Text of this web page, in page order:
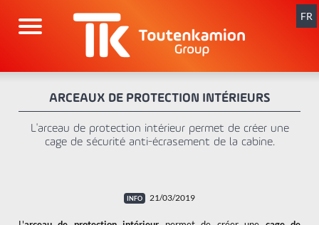
contenu
FR
ARCEAUX DE PROTECTION INTÉRIEURS
L'arceau de protection intérieur permet de créer une
cage de sécurité anti-écrasement de la cabine.
21/03/2019